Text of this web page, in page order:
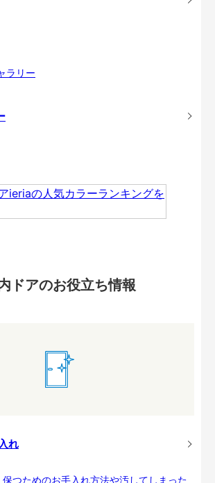
ドアのお役立ち情報
れ
つためのお手入れ方法や汚してしまった